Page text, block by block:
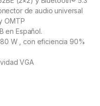
de audio universal
OMTP
en Español.
W , con eficiencia 90%
VGA